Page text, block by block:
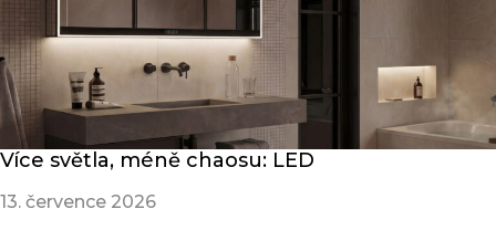
Více světla, méně chaosu: LED
13. července 2026